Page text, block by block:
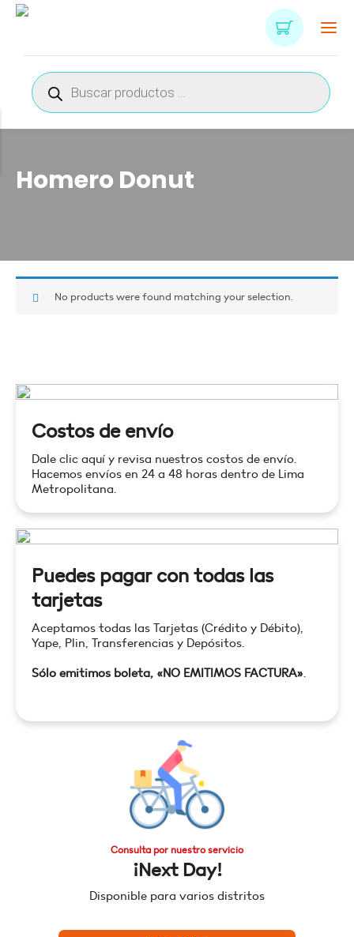
Búsqueda
de
productos
Homero Donut
No products were found matching your selection.
Costos de envío
Dale clic aquí y revisa nuestros costos de envío.
Hacemos envíos en 24 a 48 horas dentro de Lima
Metropolitana.
Puedes pagar con todas las
tarjetas
Aceptamos todas las Tarjetas (Crédito y Débito),
Yape, Plin, Transferencias y Depósitos.
Sólo emitimos boleta, «NO EMITIMOS FACTURA».
Consulta por nuestro servicio
¡Next Day!
Disponible para varios distritos